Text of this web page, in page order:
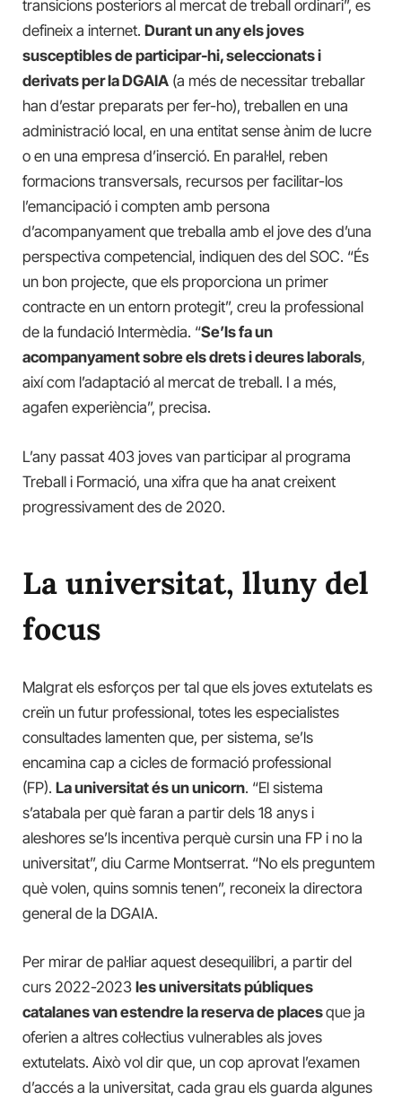
transicions posteriors al mercat de treball ordinari”, es
defineix a internet. Durant un any els joves
susceptibles de participar-hi, seleccionats i
derivats per la DGAIA (a més de necessitar treballar
han d’estar preparats per fer-ho), treballen en una
administració local, en una entitat sense ànim de lucre
o en una empresa d’inserció. En paral·lel, reben
formacions transversals, recursos per facilitar-los
l’emancipació i compten amb persona
d’acompanyament que treballa amb el jove des d’una
perspectiva competencial, indiquen des del SOC. “És
un bon projecte, que els proporciona un primer
contracte en un entorn protegit”, creu la professional
de la fundació Intermèdia. “Se’ls fa un
acompanyament sobre els drets i deures laborals,
així com l’adaptació al mercat de treball. I a més,
agafen experiència”, precisa.
L’any passat 403 joves van participar al programa
Treball i Formació, una xifra que ha anat creixent
progressivament des de 2020.
La universitat, lluny del
focus
Malgrat els esforços per tal que els joves extutelats es
creïn un futur professional, totes les especialistes
consultades lamenten que, per sistema, se’ls
encamina cap a cicles de formació professional
(FP). La universitat és un unicorn. “El sistema
s’atabala per què faran a partir dels 18 anys i
aleshores se’ls incentiva perquè cursin una FP i no la
universitat”, diu Carme Montserrat. “No els preguntem
què volen, quins somnis tenen”, reconeix la directora
general de la DGAIA.
Per mirar de pal·liar aquest desequilibri, a partir del
curs 2022-2023 les universitats públiques
catalanes van estendre la reserva de placesque ja
oferien a altres col·lectius vulnerables als joves
extutelats. Això vol dir que, un cop aprovat l’examen
d’accés a la universitat, cada grau els guarda algunes